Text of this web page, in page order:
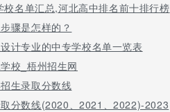
名单汇总,河北高中排名前十排行榜
骤是怎样的？
计专业的中专学校名单一览表
校_梧州招生网
生录取分数线
分数线(2020、2021、2022)-2023